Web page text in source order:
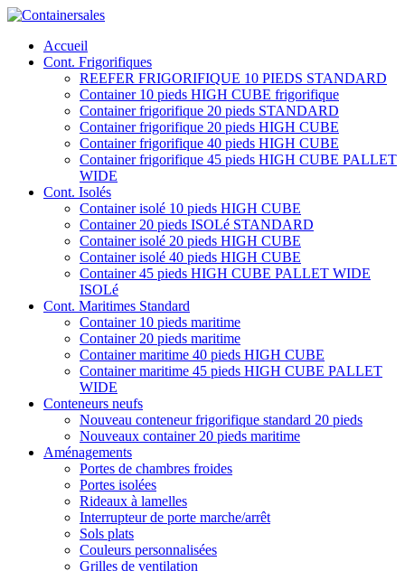
Accueil
Cont. Frigorifiques
REEFER FRIGORIFIQUE 10 PIEDS STANDARD
Container 10 pieds HIGH CUBE frigorifique
Container frigorifique 20 pieds STANDARD
Container frigorifique 20 pieds HIGH CUBE
Container frigorifique 40 pieds HIGH CUBE
Container frigorifique 45 pieds HIGH CUBE PALLET
WIDE
Cont. Isolés
Container isolé 10 pieds HIGH CUBE
Container 20 pieds ISOLé STANDARD
Container isolé 20 pieds HIGH CUBE
Container isolé 40 pieds HIGH CUBE
Container 45 pieds HIGH CUBE PALLET WIDE
ISOLé
Cont. Maritimes Standard
Container 10 pieds maritime
Container 20 pieds maritime
Container maritime 40 pieds HIGH CUBE
Container maritime 45 pieds HIGH CUBE PALLET
WIDE
Conteneurs neufs
Nouveau conteneur frigorifique standard 20 pieds
Nouveaux container 20 pieds maritime
Aménagements
Portes de chambres froides
Portes isolées
Rideaux à lamelles
Interrupteur de porte marche/arrêt
Sols plats
Couleurs personnalisées
Grilles de ventilation